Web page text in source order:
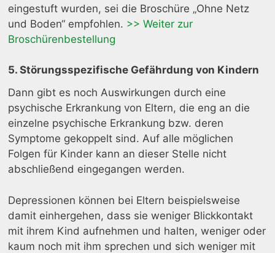
eingestuft wurden, sei die Broschüre „Ohne Netz
und Boden“ empfohlen. >> Weiter zur
Broschürenbestellung
5. Störungsspezifische Gefährdung von Kindern
Dann gibt es noch Auswirkungen durch eine
psychische Erkrankung von Eltern, die eng an die
einzelne psychische Erkrankung bzw. deren
Symptome gekoppelt sind. Auf alle möglichen
Folgen für Kinder kann an dieser Stelle nicht
abschließend eingegangen werden.
Depressionen können bei Eltern beispielsweise
damit einhergehen, dass sie weniger Blickkontakt
mit ihrem Kind aufnehmen und halten, weniger oder
kaum noch mit ihm sprechen und sich weniger mit